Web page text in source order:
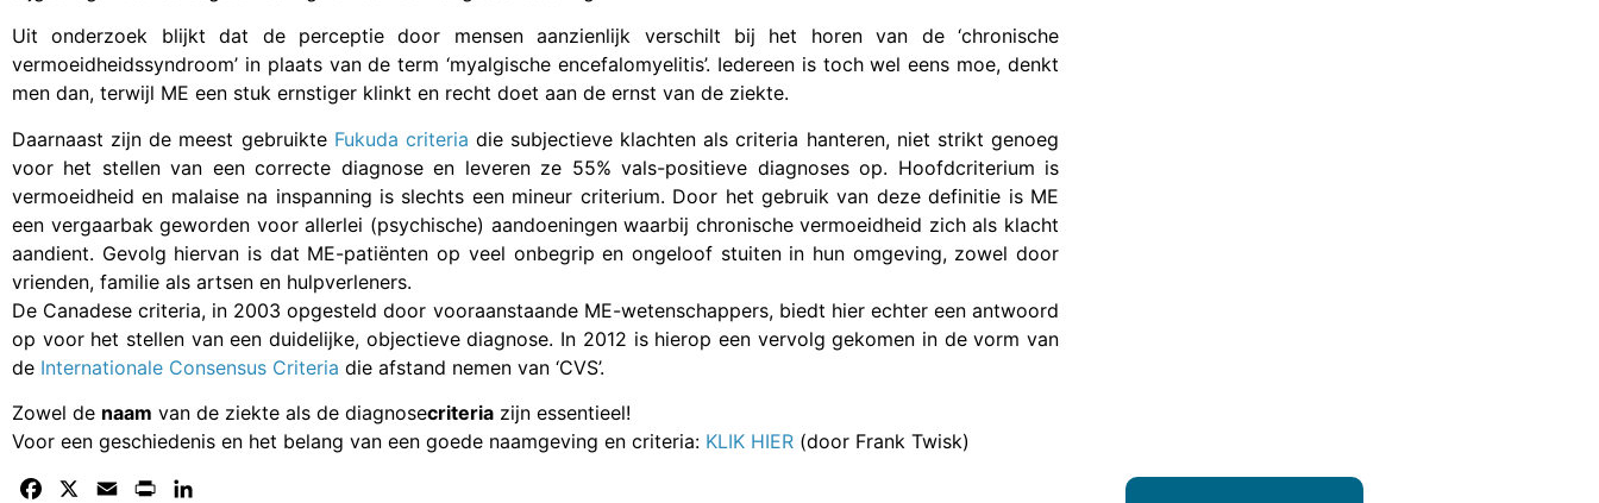
Uit onderzoek blijkt dat de perceptie door mensen aanzienlijk verschilt bij het horen van de ‘chronische
vermoeidheidssyndroom’ in plaats van de term ‘myalgische encefalomyelitis’. Iedereen is toch wel eens moe, denkt
men dan, terwijl ME een stuk ernstiger klinkt en recht doet aan de ernst van de ziekte.
Daarnaast zijn de meest gebruikte Fukuda criteria die subjectieve klachten als criteria hanteren, niet strikt genoeg
voor het stellen van een correcte diagnose en leveren ze 55% vals-positieve diagnoses op. Hoofdcriterium is
vermoeidheid en malaise na inspanning is slechts een mineur criterium. Door het gebruik van deze definitie is ME
een vergaarbak geworden voor allerlei (psychische) aandoeningen waarbij chronische vermoeidheid zich als klacht
aandient. Gevolg hiervan is dat ME-patiënten op veel onbegrip en ongeloof stuiten in hun omgeving, zowel door
vrienden, familie als artsen en hulpverleners.
De Canadese criteria, in 2003 opgesteld door vooraanstaande ME-wetenschappers, biedt hier echter een antwoord
op voor het stellen van een duidelijke, objectieve diagnose. In 2012 is hierop een vervolg gekomen in de vorm van
de Internationale Consensus Criteria die afstand nemen van ‘CVS’.
Zowel de naam van de ziekte als de diagnosecriteria zijn essentieel!
Voor een geschiedenis en het belang van een goede naamgeving en criteria: KLIK HIER (door Frank Twisk)
Facebook Email Print